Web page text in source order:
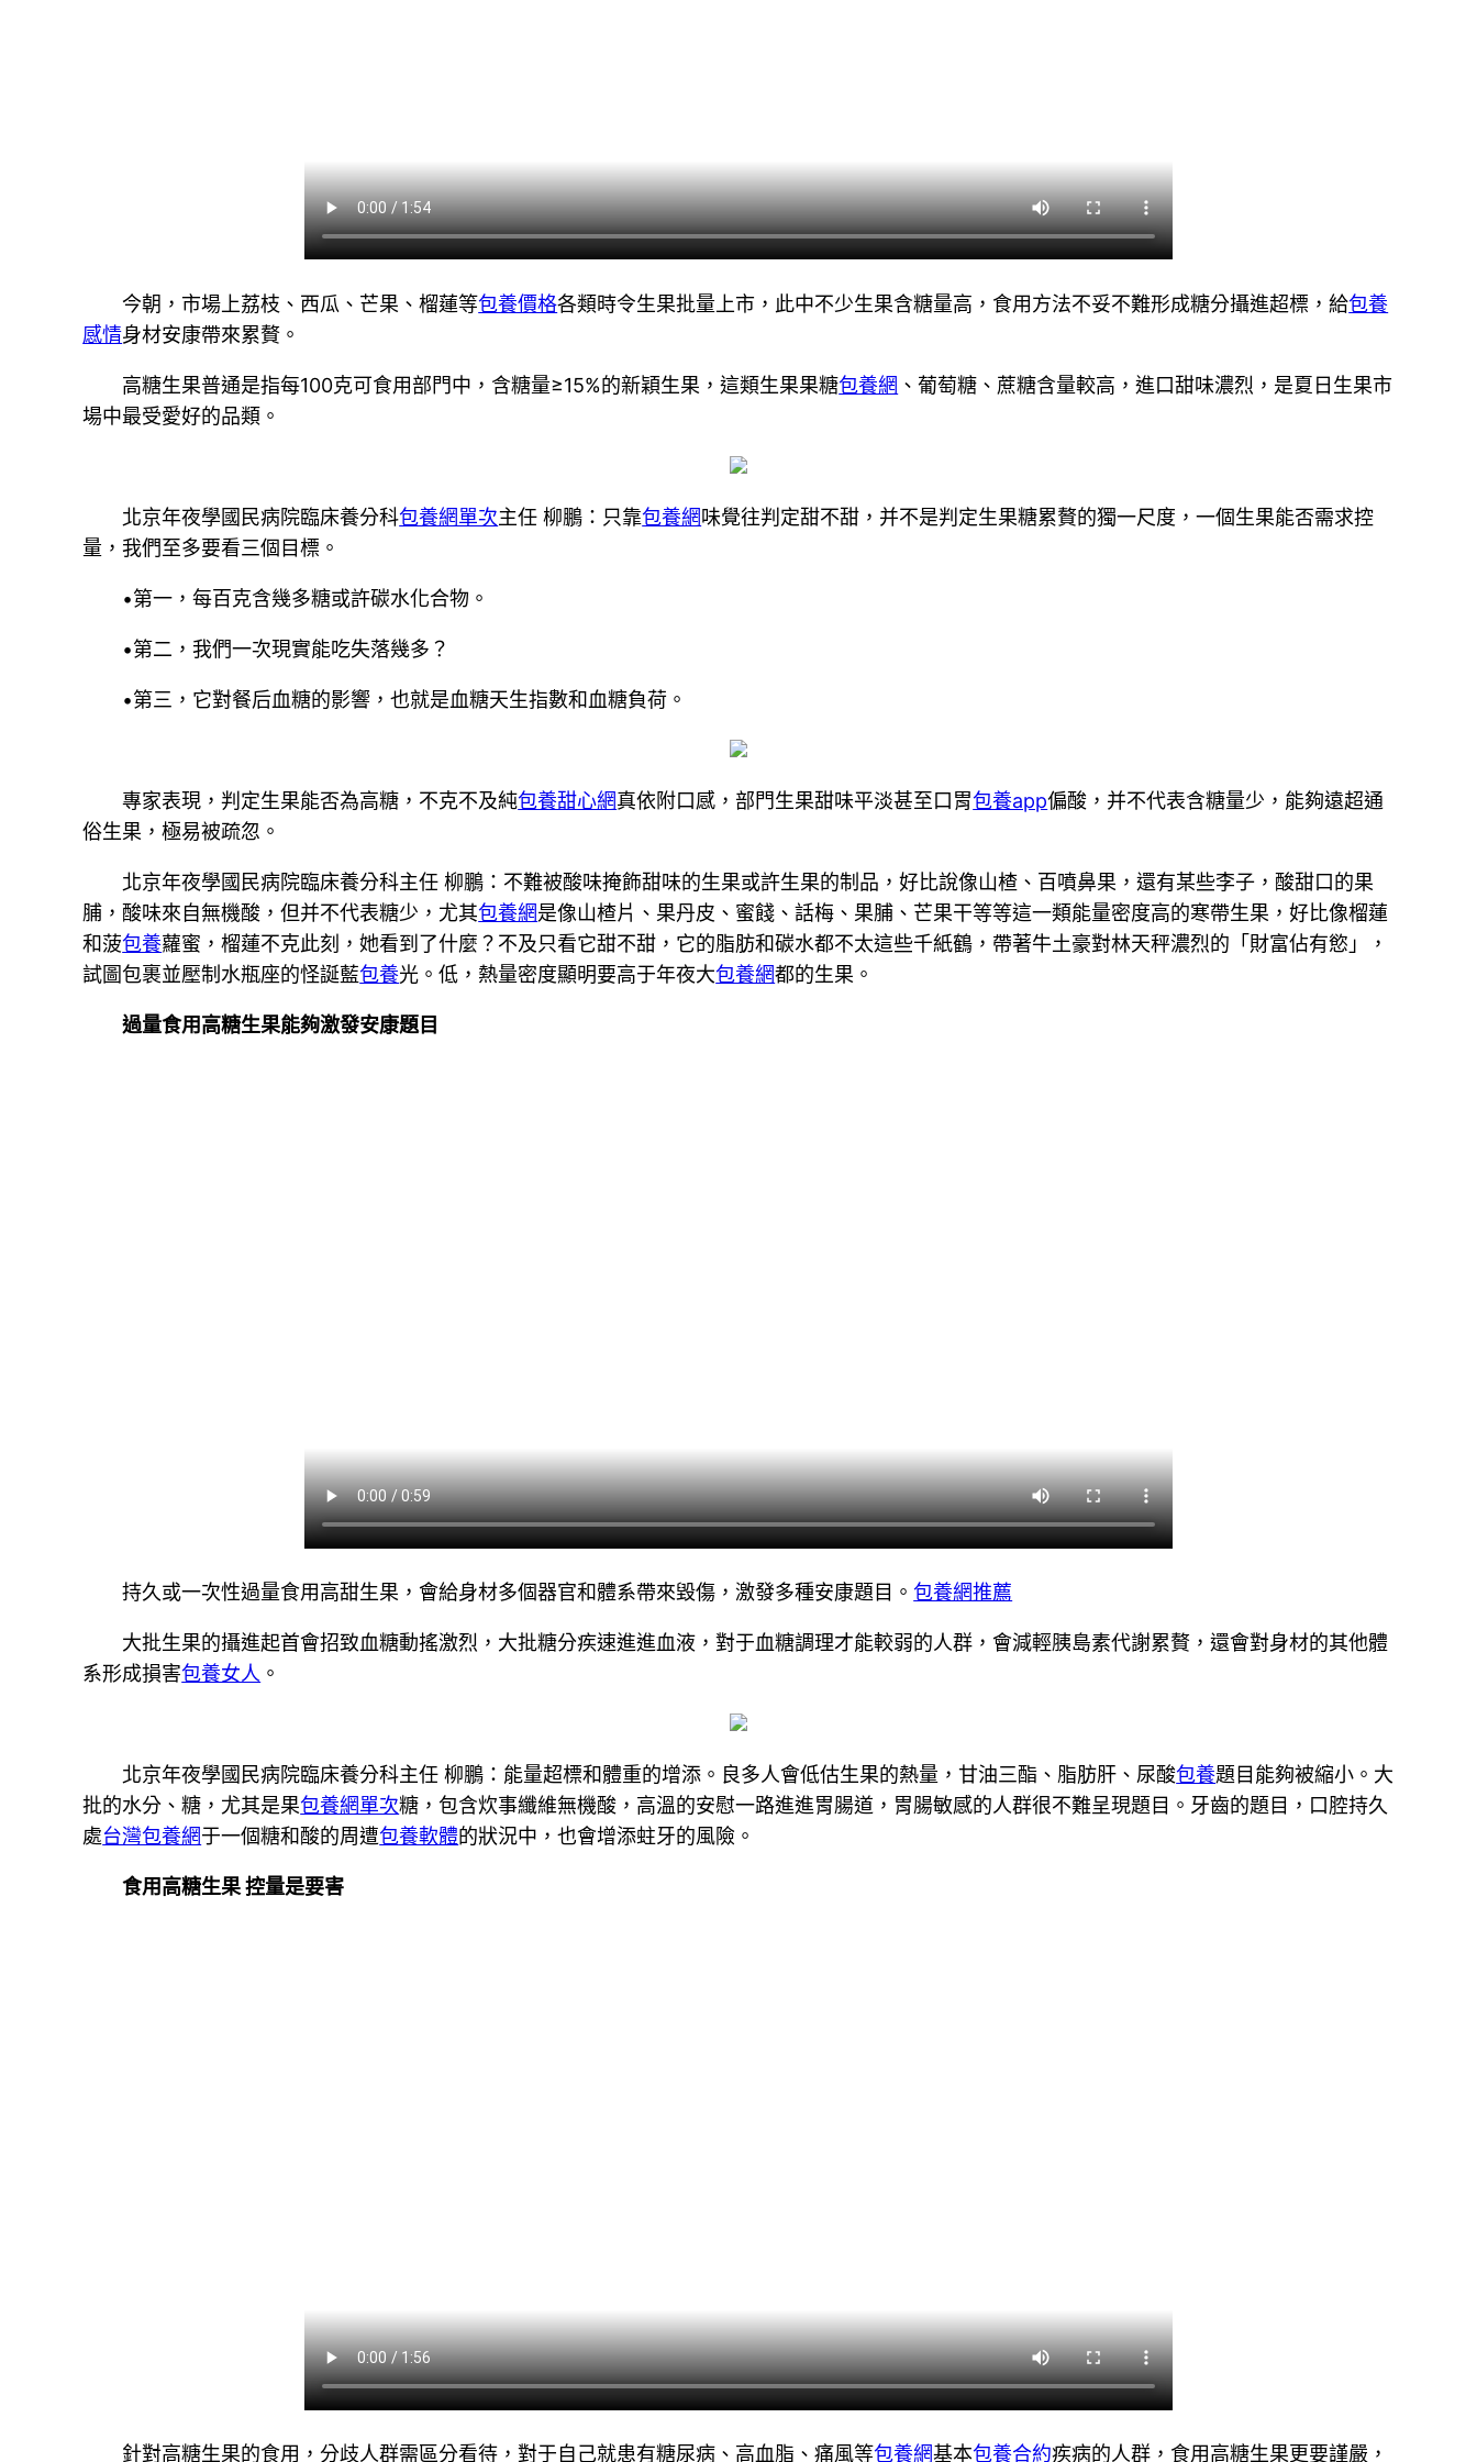
今朝，市場上荔枝、西瓜、芒果、榴蓮等包養價格各類時令生果批量上市，此中不少生果含糖量高，食用方法不妥不難形成糖分攝進超標，給包養
感情身材安康帶來累贅。
高糖生果普通是指每100克可食用部門中，含糖量≥15%的新穎生果，這類生果果糖包養網 、葡萄糖、蔗糖含量較高，進口甜味濃烈，是夏日生果市
場中最受愛好的品類。
北京年夜學國民病院臨床養分科包養網單次主任 柳鵬：只靠包養網味覺往判定甜不甜，并不是判定生果糖累贅的獨一尺度，一個生果能否需求控
量，我們至多要看三個目標。
•第一，每百克含幾多糖或許碳水化合物。
•第二，我們一次現實能吃失落幾多？
•第三，它對餐后血糖的影響，也就是血糖天生指數和血糖負荷。
專家表現，判定生果能否為高糖，不克不及純包養甜心網真依附口感，部門生果甜味平淡甚至口胃包養app偏酸，并不代表含糖量少，能夠遠超通
俗生果，極易被疏忽。
北京年夜學國民病院臨床養分科主任 柳鵬：不難被酸味掩飾甜味的生果或許生果的制品，好比說像山楂、百噴鼻果，還有某些李子，酸甜口的果
脯，酸味來自無機酸，但并不代表糖少，尤其包養網是像山楂片、果丹皮、蜜餞、話梅、果脯、芒果干等等這一類能量密度高的寒帶生果，好比像榴蓮
和菠包養蘿蜜，榴蓮不克此刻，她看到了什麼？不及只看它甜不甜，它的脂肪和碳水都不太這些千紙鶴，帶著牛土豪對林天秤濃烈的「財富佔有慾」，
試圖包裹並壓制水瓶座的怪誕藍包養光。低，熱量密度顯明要高于年夜大包養網都的生果。
過量食用高糖生果能夠激發安康題目
持久或一次性過量食用高甜生果，會給身材多個器官和體系帶來毀傷，激發多種安康題目。包養網推薦
大批生果的攝進起首會招致血糖動搖激烈，大批糖分疾速進進血液，對于血糖調理才能較弱的人群，會減輕胰島素代謝累贅，還會對身材的其他體
系形成損害包養女人 。
北京年夜學國民病院臨床養分科主任 柳鵬：能量超標和體重的增添。良多人會低估生果的熱量，甘油三酯、脂肪肝、尿酸包養題目能夠被縮小。大
批的水分、糖，尤其是果包養網單次糖，包含炊事纖維無機酸，高溫的安慰一路進進胃腸道，胃腸敏感的人群很不難呈現題目。牙齒的題目，口腔持久
處台灣包養網于一個糖和酸的周遭包養軟體的狀況中，也會增添蛀牙的風險。
食用高糖生果 控量是要害
針對高糖生果的食用，分歧人群需區分看待，對于自己就患有糖尿病、高血脂、痛風等包養網基本包養合約疾病的人群，食用高糖生果更要謹嚴，